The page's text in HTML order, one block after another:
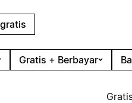
Gratis + Berbayar